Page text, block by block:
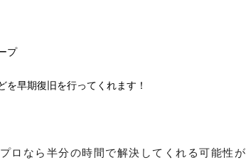
プ
早期復旧を行ってくれます！
ロなら半分の時間で解決してくれる可能性が